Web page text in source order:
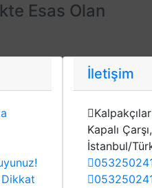
Esas Olan
Dikkat
İletişim
Kapalı
İstanbul/